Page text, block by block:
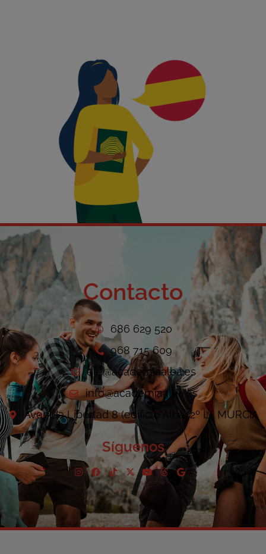
Contacto
686 629 520
968 715 609
ele@academiaalba.es
info@academiaalba.es
Avenida Libertad 8 (edificio Alba, 2º L). MURCIA
Síguenos